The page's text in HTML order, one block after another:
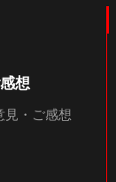
想
見・ご感想